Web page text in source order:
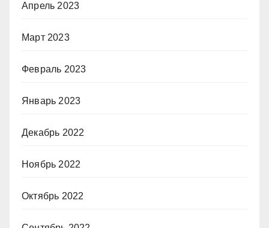
Апрель 2023
Март 2023
Февраль 2023
Январь 2023
Декабрь 2022
Ноябрь 2022
Октябрь 2022